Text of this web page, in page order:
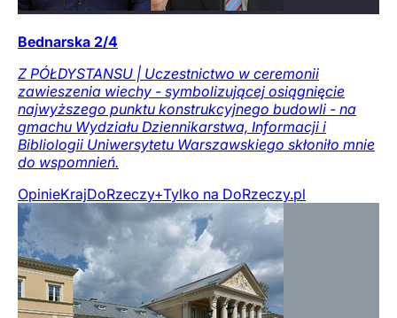
Bednarska 2/4
Z PÓŁDYSTANSU | Uczestnictwo w ceremonii
zawieszenia wiechy - symbolizującej osiągnięcie
najwyższego punktu konstrukcyjnego budowli - na
gmachu Wydziału Dziennikarstwa, Informacji i
Bibliologii Uniwersytetu Warszawskiego skłoniło mnie
do wspomnień.
OpinieKrajDoRzeczy+Tylko na DoRzeczy.pl